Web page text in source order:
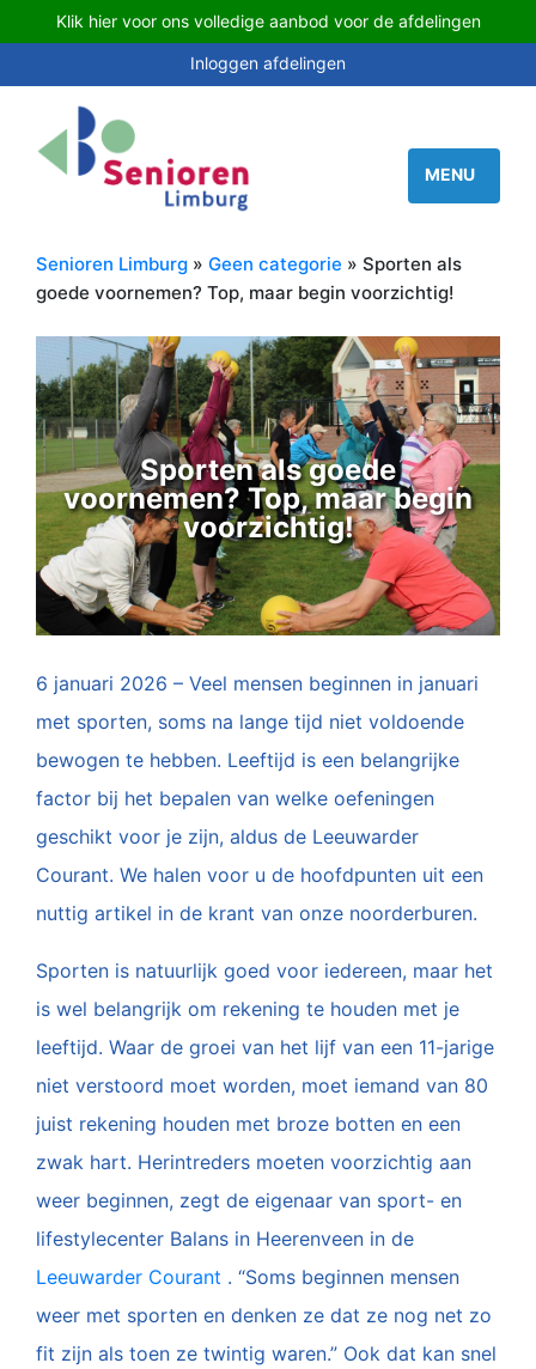
Klik hier voor ons volledige aanbod voor de afdelingen
Inloggen afdelingen
Senioren Limburg » Geen categorie » Sporten als
goede voornemen? Top, maar begin voorzichtig!
Sporten als goede
voornemen? Top, maar begin
voorzichtig!
6 januari 2026 – Veel mensen beginnen in januari
met sporten, soms na lange tijd niet voldoende
bewogen te hebben. Leeftijd is een belangrijke
factor bij het bepalen van welke oefeningen
geschikt voor je zijn, aldus de Leeuwarder
Courant. We halen voor u de hoofdpunten uit een
nuttig artikel in de krant van onze noorderburen.
Sporten is natuurlijk goed voor iedereen, maar het
is wel belangrijk om rekening te houden met je
leeftijd. Waar de groei van het lijf van een 11-jarige
niet verstoord moet worden, moet iemand van 80
juist rekening houden met broze botten en een
zwak hart. Herintreders moeten voorzichtig aan
weer beginnen, zegt de eigenaar van sport- en
lifestylecenter Balans in Heerenveen in de
Leeuwarder Courant . “Soms beginnen mensen
weer met sporten en denken ze dat ze nog net zo
fit zijn als toen ze twintig waren.” Ook dat kan snel